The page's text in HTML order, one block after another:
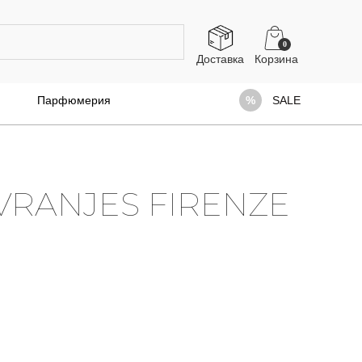
Доставка
0
Парфюмерия SALE
FIRENZE